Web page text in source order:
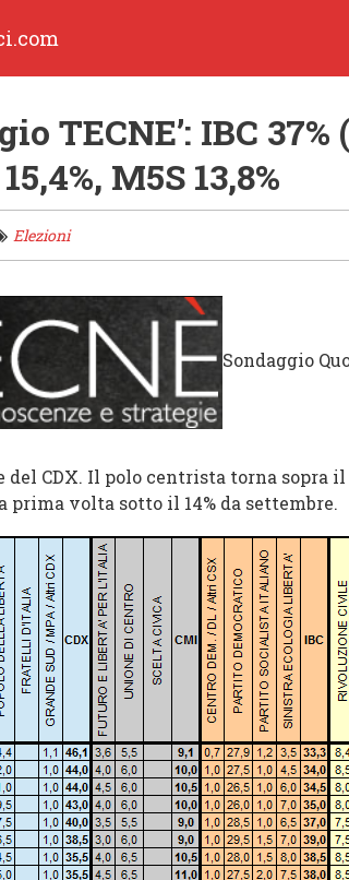
TECNE’: IBC 37%
M5S 13,8%
Elezioni
Sondaggio
del CDX. Il polo centrista torna sopra
prima volta sotto il 14% da settembre.